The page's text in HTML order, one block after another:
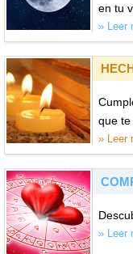
en tu
» Leer
que te
» Leer
» Leer